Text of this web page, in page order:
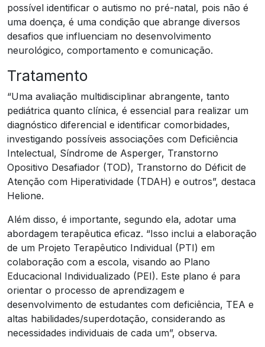
possível identificar o autismo no pré-natal, pois não é
uma doença, é uma condição que abrange diversos
desafios que influenciam no desenvolvimento
neurológico, comportamento e comunicação.
Tratamento
“Uma avaliação multidisciplinar abrangente, tanto
pediátrica quanto clínica, é essencial para realizar um
diagnóstico diferencial e identificar comorbidades,
investigando possíveis associações com Deficiência
Intelectual, Síndrome de Asperger, Transtorno
Opositivo Desafiador (TOD), Transtorno do Déficit de
Atenção com Hiperatividade (TDAH) e outros”, destaca
Helione.
Além disso, é importante, segundo ela, adotar uma
abordagem terapêutica eficaz. “Isso inclui a elaboração
de um Projeto Terapêutico Individual (PTI) em
colaboração com a escola, visando ao Plano
Educacional Individualizado (PEI). Este plano é para
orientar o processo de aprendizagem e
desenvolvimento de estudantes com deficiência, TEA e
altas habilidades/superdotação, considerando as
necessidades individuais de cada um”, observa.